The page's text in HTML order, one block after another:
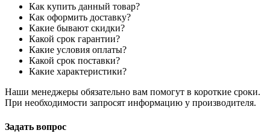
Как купить данный товар?
Как оформить доставку?
Какие бывают скидки?
Какой срок гарантии?
Какие условия оплаты?
Какой срок поставки?
Какие характеристики?
Наши менеджеры обязательно вам помогут в короткие сроки.
При необходимости запросят информацию у производителя.
Задать вопрос